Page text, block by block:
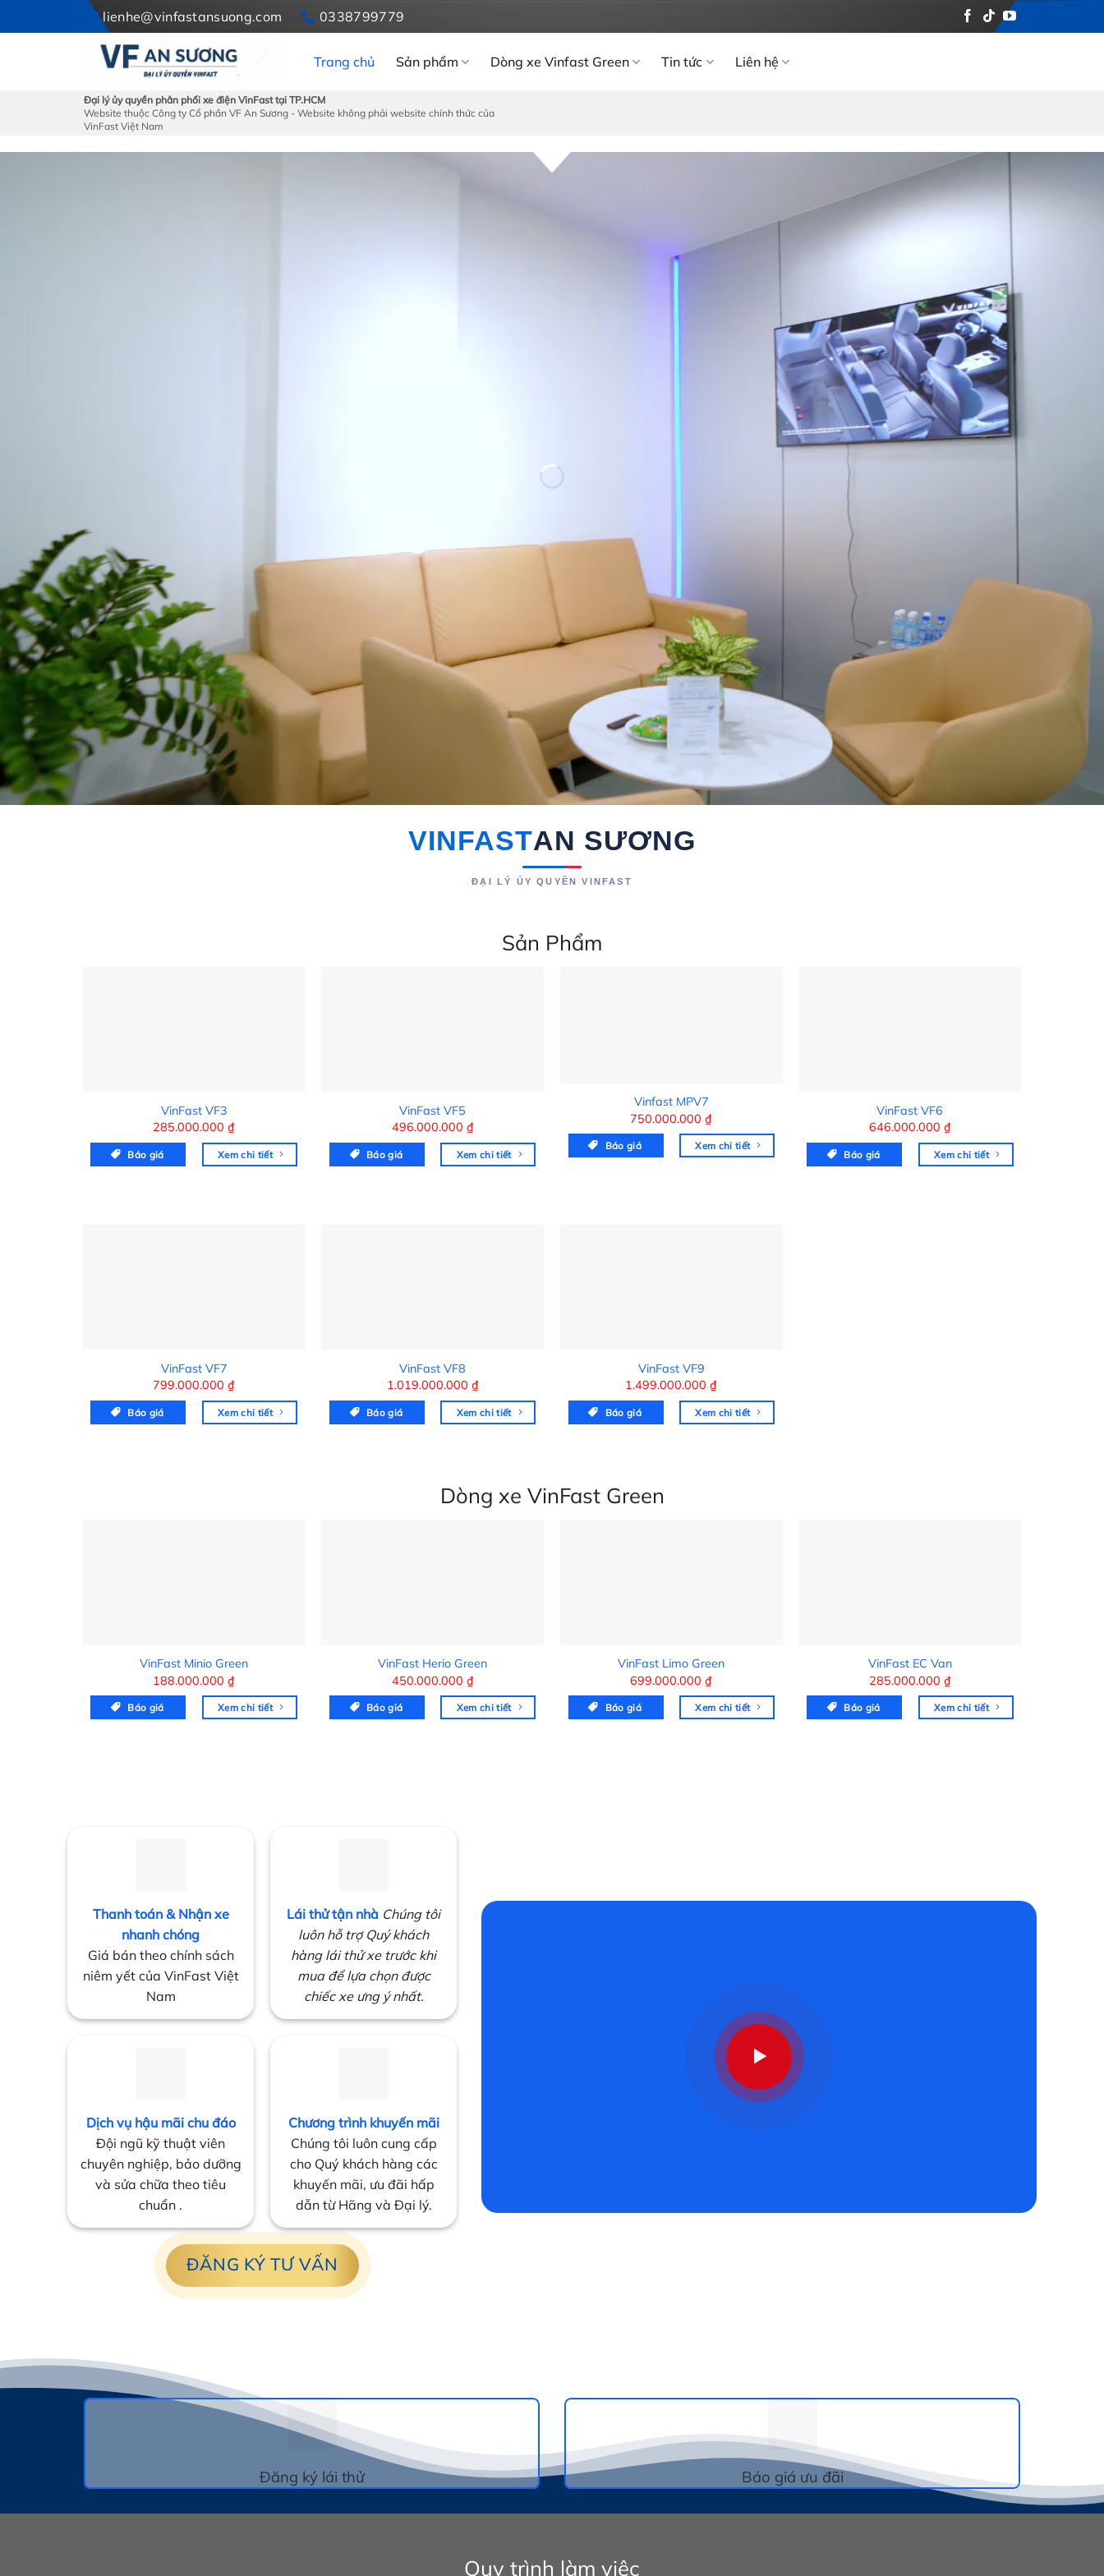
to
lienhe@vinfastansuong.com 0338799779
Trang chủ Sản phẩm Dòng xe Vinfast Green Tin tức Liên hệ
Đại lý ủy quyền phân phối xe điện VinFast tại TP.HCM
Website thuộc Công ty Cổ phần VF An Sương - Website không phải website chính thức của
VinFast Việt Nam
VINFASTAN SƯƠNG
ĐẠI LÝ ỦY QUYỀN VINFAST
Sản Phẩm
VinFast VF3
285.000.000 ₫
Báo giá Xem chi tiết
VinFast VF5
496.000.000 ₫
Báo giá Xem chi tiết
Vinfast MPV7
750.000.000 ₫
Báo giá Xem chi tiết
VinFast VF6
646.000.000 ₫
Báo giá Xem chi tiết
VinFast VF7
799.000.000 ₫
Báo giá Xem chi tiết
VinFast VF8
1.019.000.000 ₫
Báo giá Xem chi tiết
VinFast VF9
1.499.000.000 ₫
Báo giá Xem chi tiết
Dòng xe VinFast Green
VinFast Minio Green
188.000.000 ₫
Báo giá Xem chi tiết
VinFast Herio Green
450.000.000 ₫
Báo giá Xem chi tiết
VinFast Limo Green
699.000.000 ₫
Báo giá Xem chi tiết
VinFast EC Van
285.000.000 ₫
Báo giá Xem chi tiết
Thanh toán & Nhận xe
nhanh chóng
Giá bán theo chính sách
niêm yết của VinFast Việt
Nam
Lái thử tận nhà Chúng tôi
luôn hỗ trợ Quý khách
hàng lái thử xe trước khi
mua để lựa chọn được
chiếc xe ưng ý nhất.
Dịch vụ hậu mãi chu đáo
Đội ngũ kỹ thuật viên
chuyên nghiệp, bảo dưỡng
và sửa chữa theo tiêu
chuẩn .
Chương trình khuyến mãi
Chúng tôi luôn cung cấp
cho Quý khách hàng các
khuyến mãi, ưu đãi hấp
dẫn từ Hãng và Đại lý.
ĐĂNG KÝ TƯ VẤN
Đăng ký lái thử Báo giá ưu đãi
Quy trình làm việc